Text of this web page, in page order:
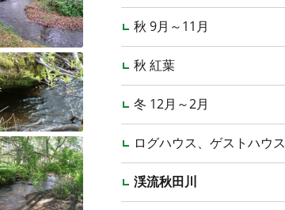
秋 9月～11月
秋 紅葉
冬 12月～2月
ログハウス、ゲストハウス
渓流秋田川